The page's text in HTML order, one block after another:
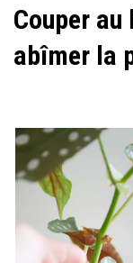
Couper
abîmer la